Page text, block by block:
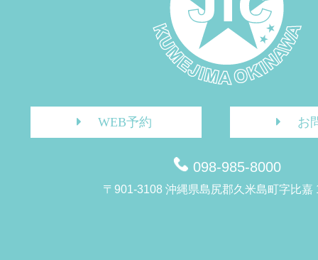
WEB予約 お
098-985-8000
〒901-3108 沖縄県島尻郡久米島町字比嘉